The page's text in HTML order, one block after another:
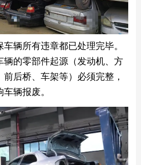
辆所有违章都已处理完毕。
辆的零部件起源（发动机、方
后桥、车架等）必须完整，
辆报废。